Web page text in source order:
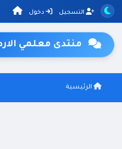
التسجيل دخول
منتدى معلمي
الرئيسية